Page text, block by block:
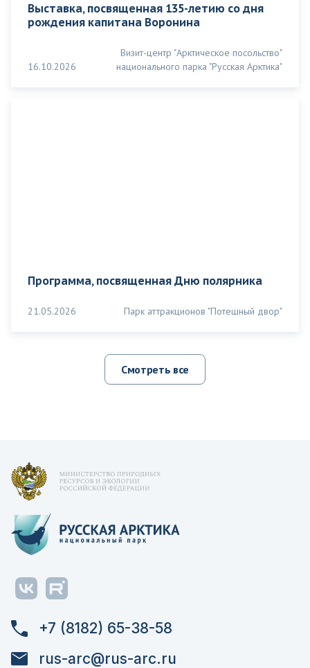
Выставка, посвященная 135-летию со дня
рождения капитана Воронина
16.10.2026
Визит-центр "Арктическое посольство"
национального парка "Русская Арктика"
Программа, посвященная Дню полярника
21.05.2026 Парк аттракционов "Потешный двор"
Смотреть все
+7 (8182) 65-38-58
rus-arc@rus-arc.ru